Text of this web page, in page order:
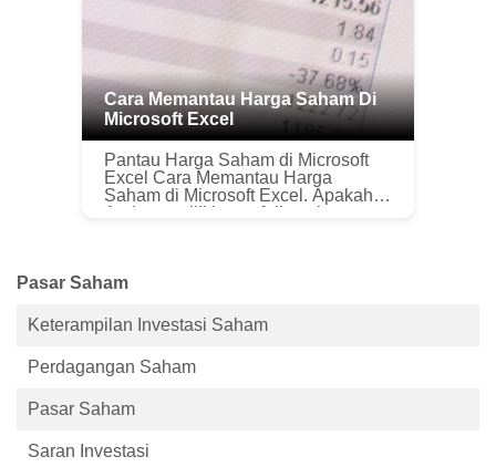
Cara Memantau Harga Saham Di
Microsoft Excel
Pantau Harga Saham di Microsoft
Excel Cara Memantau Harga
Saham di Microsoft Excel. Apakah
Anda memiliki portofolio saham
Pasar Saham
Keterampilan Investasi Saham
Perdagangan Saham
Pasar Saham
Saran Investasi